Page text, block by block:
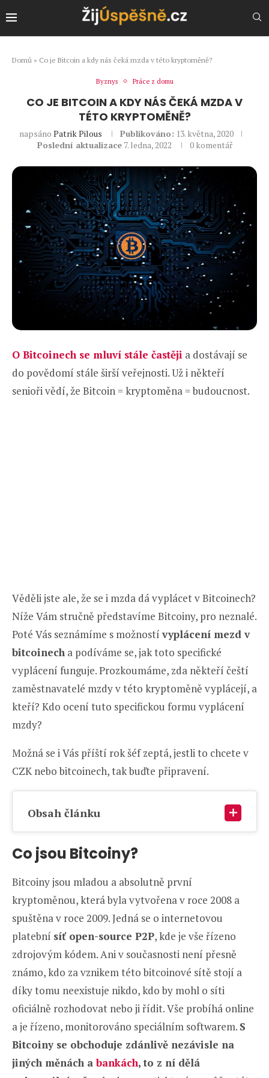
Domů » Co je Bitcoin a kdy nás čeká mzda v této kryptoměně?
Byznys Práce z domu
CO JE BITCOIN A KDY NÁS ČEKÁ MZDA V
TÉTO KRYPTOMĚNĚ?
napsáno Patrik Pilous Publikováno: 13. května, 2020
Poslední aktualizace 7. ledna, 2022 0 komentář
O Bitcoinech se mluví stále častěji a dostávají se
do povědomí stále širší veřejnosti. Už i někteří
senioři vědí, že Bitcoin = kryptoměna = budoucnost.
Věděli jste ale, že se i mzda dá vyplácet v Bitcoinech?
Níže Vám stručně představíme Bitcoiny, pro neznalé.
Poté Vás seznámíme s možností vyplácení mezd v
bitcoinech a podíváme se, jak toto specifické
vyplácení funguje. Prozkoumáme, zda někteří čeští
zaměstnavatelé mzdy v této kryptoměně vyplácejí, a
kteří? Kdo ocení tuto specifickou formu vyplácení
mzdy?
Možná se i Vás příští rok šéf zeptá, jestli to chcete v
CZK nebo bitcoinech, tak buďte připravení.
Obsah článku
Co jsou Bitcoiny?
Bitcoiny jsou mladou a absolutně první
kryptoměnou, která byla vytvořena v roce 2008 a
spuštěna v roce 2009. Jedná se o internetovou
platební síť open-source P2P, kde je vše řízeno
zdrojovým kódem. Ani v současnosti není přesně
známo, kdo za vznikem této bitcoinové sítě stojí a
díky tomu neexistuje nikdo, kdo by mohl o síti
oficiálně rozhodovat nebo ji řídit. Vše probíhá online
a je řízeno, monitorováno speciálním softwarem. S
Bitcoiny se obchoduje zdánlivě nezávisle na
jiných měnách abankách, to z ní dělá